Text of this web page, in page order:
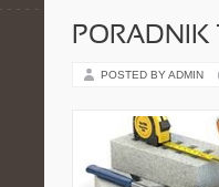
PORADNIK
POSTED BY ADMIN